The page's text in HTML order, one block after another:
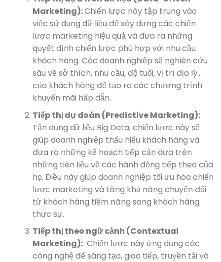
Marketing):Chiến lược này tập trung vào
việc sử dụng dữ liệu để xây dựng các chiến
lược marketing hiệu quả và đưa ra những
quyết định chiến lược phù hợp với nhu cầu
khách hàng. Các doanh nghiệp sẽ nghiên cứu
sâu về sở thích, nhu cầu, độ tuổi, vị trí địa lý…
của khách hàng để tạo ra các chương trình
khuyến mãi hấp dẫn.
Tiếp thị dự đoán (Predictive Marketing):
Tận dụng dữ liệu Big Data, chiến lược này sẽ
giúp doanh nghiệp thấu hiểu khách hàng và
đưa ra những kế hoạch tiếp cận dựa trên
những tiên liệu về các hành động tiếp theo của
họ. Điều này giúp doanh nghiệp tối ưu hóa chiến
lược marketing và tăng khả năng chuyển đổi
từ khách hàng tiềm năng sang khách hàng
thực sự.
Tiếp thị theo ngữ cảnh (Contextual
Marketing):Chiến lược này ứng dụng các
công nghệ để sáng tạo, giao tiếp, truyền tải và